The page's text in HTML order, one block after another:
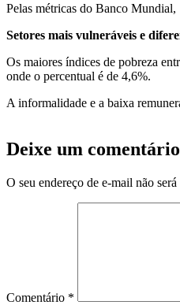
Pelas métricas do Banco
Setores mais vulneráveis e
Os maiores índices de pobreza
onde o percentual é de 4,6%.
A informalidade e a baixa
Deixe um comentário
O seu endereço de e-mail não
Comentário *